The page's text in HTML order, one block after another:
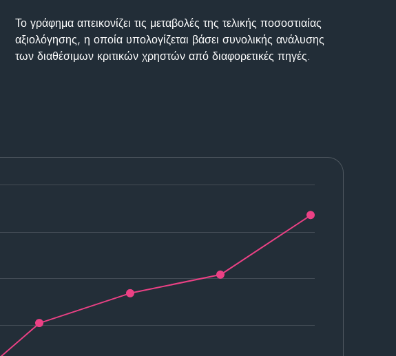
Το γράφημα απεικονίζει τις μεταβολές της τελικής ποσοστιαίας
αξιολόγησης, η οποία υπολογίζεται βάσει συνολικής ανάλυσης
των διαθέσιμων κριτικών χρηστών από διαφορετικές πηγές.